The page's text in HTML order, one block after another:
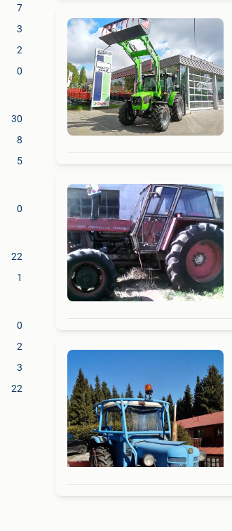
7
3
2
0
30
8
5
0
22
1
0
2
3
22